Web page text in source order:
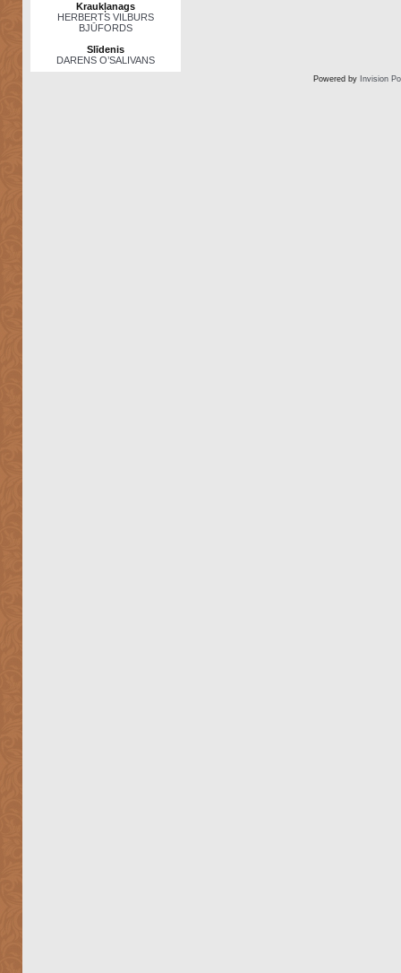
Kraukļanags
HERBERTS VILBURS
BJŪFORDS
Slīdenis
DARENS O’SALIVANS
Powered by Invision